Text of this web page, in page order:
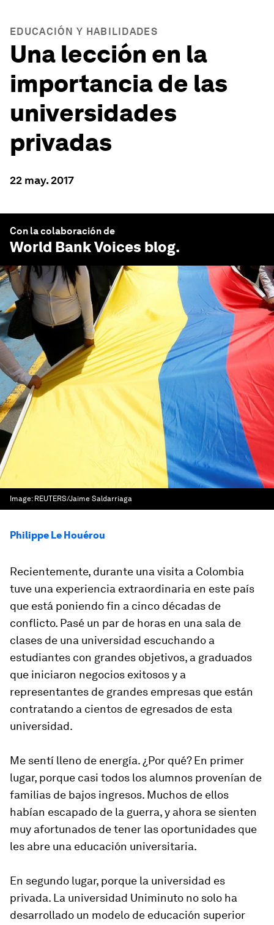
EDUCACIÓN Y HABILIDADES
Una lección en la
importancia de las
universidades
privadas
22 may. 2017
Con la colaboración de
World Bank Voices blog.
Image: REUTERS/Jaime Saldarriaga
Philippe Le Houérou
Recientemente, durante una visita a Colombia
tuve una experiencia extraordinaria en este país
que está poniendo fin a cinco décadas de
conflicto. Pasé un par de horas en una sala de
clases de una universidad escuchando a
estudiantes con grandes objetivos, a graduados
que iniciaron negocios exitosos y a
representantes de grandes empresas que están
contratando a cientos de egresados de esta
universidad.
Me sentí lleno de energía. ¿Por qué? En primer
lugar, porque casi todos los alumnos provenían de
familias de bajos ingresos. Muchos de ellos
habían escapado de la guerra, y ahora se sienten
muy afortunados de tener las oportunidades que
les abre una educación universitaria.
En segundo lugar, porque la universidad es
privada. La universidad Uniminuto no solo ha
desarrollado un modelo de educación superior